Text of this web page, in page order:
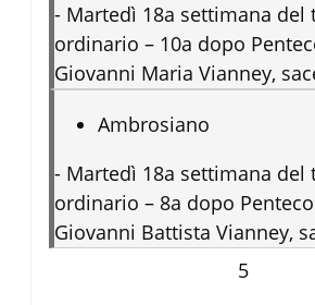
- Martedì 18a settimana del
ordinario – 10a dopo
Giovanni Maria Vianney,
Ambrosiano
- Martedì 18a settimana del
ordinario – 8a dopo
Giovanni Battista Vianney,
5